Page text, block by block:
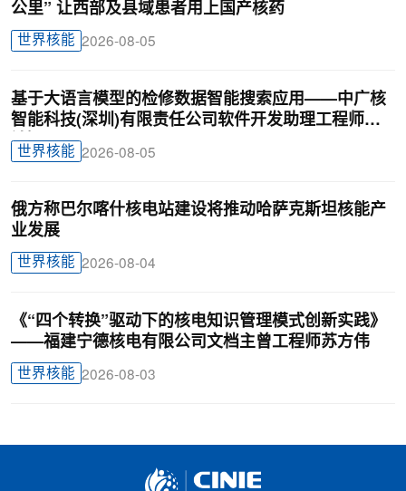
公里” 让西部及县域患者用上国产核药
世界核能 2026-08-05
基于大语言模型的检修数据智能搜索应用——中广核
智能科技(深圳)有限责任公司软件开发助理工程师廖
锦颖
世界核能 2026-08-05
俄方称巴尔喀什核电站建设将推动哈萨克斯坦核能产
业发展
世界核能 2026-08-04
《“四个转换”驱动下的核电知识管理模式创新实践》
——福建宁德核电有限公司文档主曾工程师苏方伟
世界核能 2026-08-03